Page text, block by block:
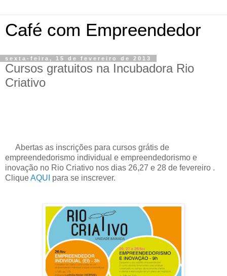
Café com Empreendedor
sexta-feira, 15 de fevereiro de 2013
Cursos gratuitos na Incubadora Rio
Criativo
Abertas as inscrições para cursos grátis de
empreendedorismo individual e empreendedorismo e
inovação no Rio Criativo nos dias 26,27 e 28 de fevereiro .
CliqueAQUI para se inscrever.